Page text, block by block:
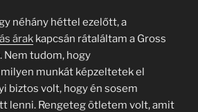
néhány héttel ezelőtt, a
árak kapcsán rátaláltam a Gross
Nem tudom, hogy
munkát képzeltetek el
biztos volt, hogy én sosem
lenni. Rengeteg ötletem volt, amit